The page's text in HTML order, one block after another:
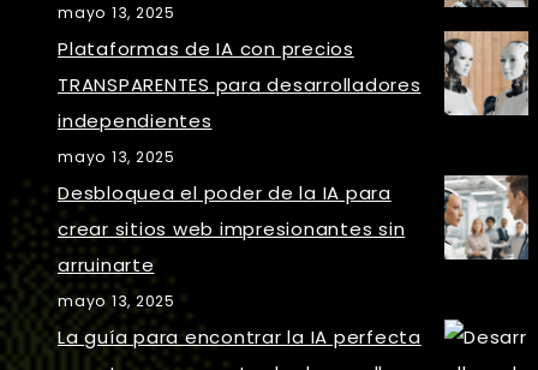
mayo 13, 2025
Plataformas de IA con precios
TRANSPARENTES para desarrolladores
independientes
mayo 13, 2025
Desbloquea el poder de la IA para
crear sitios web impresionantes sin
arruinarte
mayo 13, 2025
La guía para encontrar la IA perfecta